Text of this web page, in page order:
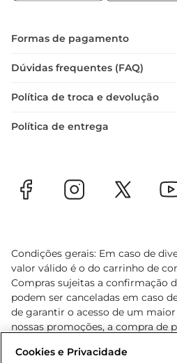
Formas de pagamento
Dúvidas frequentes (FAQ)
Política de troca e devolução
Política de entrega
Condições gerais: Em caso de
valor válido é o do carrinho de
Compras sujeitas a confirmação
podem ser canceladas em caso
de garantir o acesso de um
nossas promoções, a compra de
cliente. Os preços, ofertas e
Cookies e Privacidade